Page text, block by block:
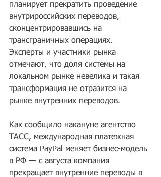
планирует прекратить проведение
внутрироссийских переводов,
сконцентрировавшись на
трансграничных операциях.
Эксперты и участники рынка
отмечают, что доля системы на
локальном рынке невелика и такая
трансформация не отразится на
рынке внутренних переводов.
Как сообщило накануне агентство
ТАСС, международная платежная
система PayPal меняет бизнес-модель
в РФ — с августа компания
прекращает внутренние переводы в